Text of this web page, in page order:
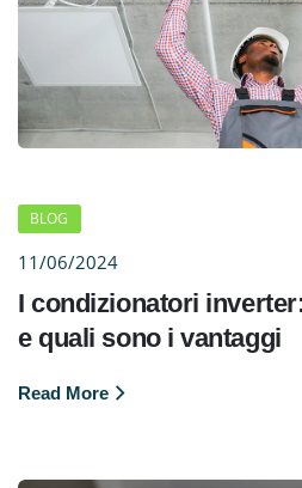
BLOG
11/06/2024
I condizionatori
e quali sono i vantaggi
Read More